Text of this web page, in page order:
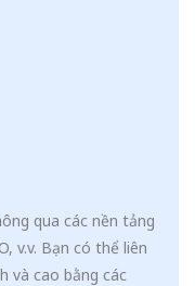
qua các nền tảng
v.v. Bạn có thể liên
và cao bằng các